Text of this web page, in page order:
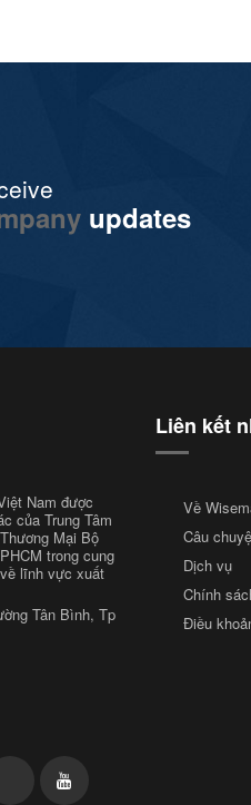
updates
Nam được
của Trung Tâm
Mại Bộ
trong cung
lĩnh vực xuất
Tân Bình, Tp
Liên kết
Về
Câu
Dịch vụ
Chính
Điều